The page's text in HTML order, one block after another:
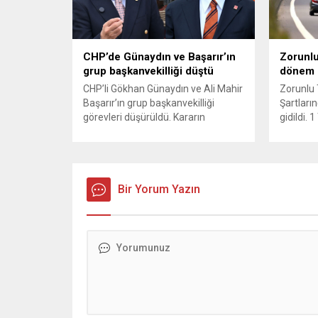
itibaren
oyun
özellikle
olmaya...
CHP’de Günaydın ve Başarır’ın
grup başkanvekilliği düştü
CHP’li Gökhan Günaydın ve Ali Mahir
Başarır’ın grup başkanvekilliği
görevleri düşürüldü. Kararın
verdiği hukuksuz bir karardır” dedi.
CHP’den tedbirli olarak kesin
çıkarma cezası uygulanmak üzere
edilen ve partideki tüm
dönem
Zorunlu
gidildi. 1
Bir Yorum Yazın